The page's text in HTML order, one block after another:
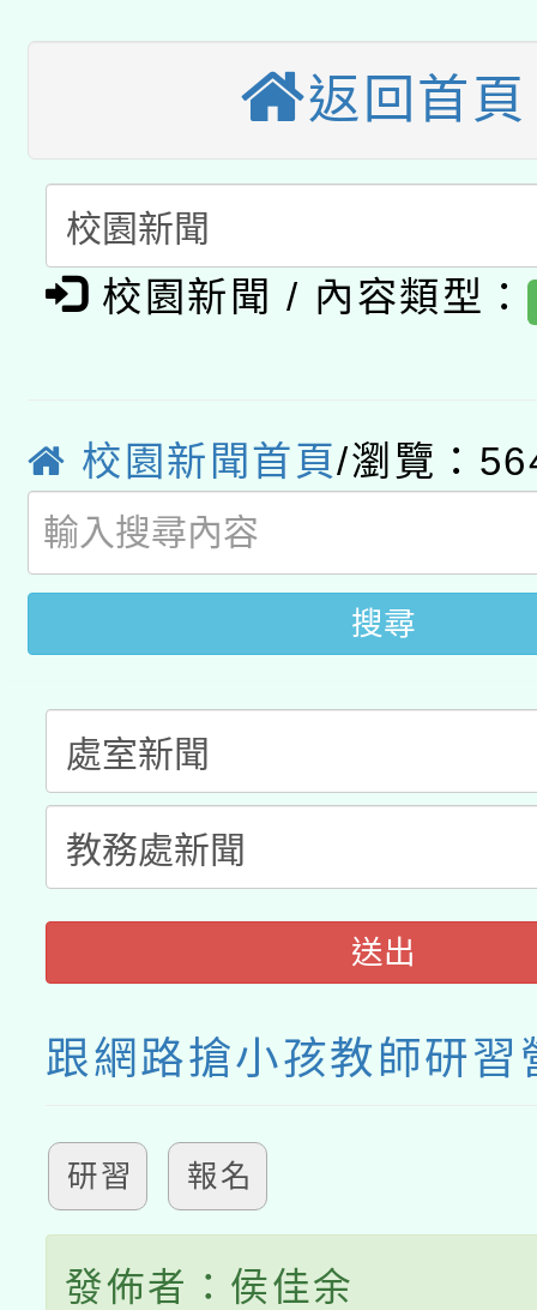
招)
本館辦理115年度閱讀
暨閱讀推動專業研習
科技賦能─人工智慧
礎課程
A3數位素養講師名單
「數位內容與教學軟體
pilot」
有關大陸委員會函釋公
薪期間赴陸應申請許可
轉知經濟部水利署委託
用水績優單位及節水達
動」
桃園市孔廟祈福系列
開 智慧啟航」
2026年桃園地景藝術
返回首頁
校園新聞 / 內容類型：
校園新聞首頁/瀏覽：
搜尋
送出
跟網路搶小孩教師研習
研習 報名
發佈者：侯佳余